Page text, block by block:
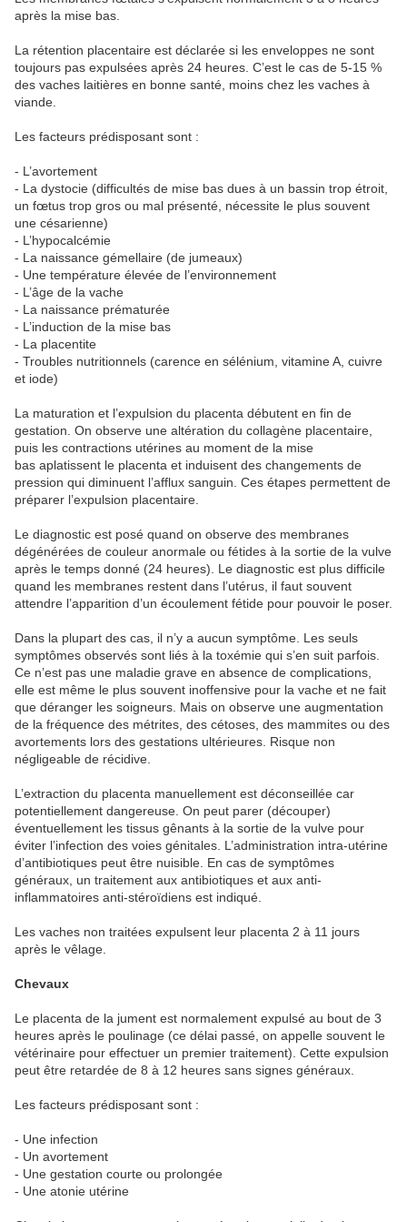
après la mise bas.
La rétention placentaire est déclarée si les enveloppes ne sont
toujours pas expulsées après 24 heures. C’est le cas de 5-15 %
des vaches laitières en bonne santé, moins chez les vaches à
viande.
Les facteurs prédisposant sont :
- L’avortement
- La dystocie (difficultés de mise bas dues à un bassin trop étroit,
un fœtus trop gros ou mal présenté, nécessite le plus souvent
une césarienne)
- L’hypocalcémie
- La naissance gémellaire (de jumeaux)
- Une température élevée de l’environnement
- L’âge de la vache
- La naissance prématurée
- L’induction de la mise bas
- La placentite
- Troubles nutritionnels (carence en sélénium, vitamine A, cuivre
et iode)
La maturation et l’expulsion du placenta débutent en fin de
gestation. On observe une altération du collagène placentaire,
puis les contractions utérines au moment de la mise
bas aplatissent le placenta et induisent des changements de
pression qui diminuent l’afflux sanguin. Ces étapes permettent de
préparer l’expulsion placentaire.
Le diagnostic est posé quand on observe des membranes
dégénérées de couleur anormale ou fétides à la sortie de la vulve
après le temps donné (24 heures). Le diagnostic est plus difficile
quand les membranes restent dans l’utérus, il faut souvent
attendre l’apparition d’un écoulement fétide pour pouvoir le poser.
Dans la plupart des cas, il n’y a aucun symptôme. Les seuls
symptômes observés sont liés à la toxémie qui s’en suit parfois.
Ce n’est pas une maladie grave en absence de complications,
elle est même le plus souvent inoffensive pour la vache et ne fait
que déranger les soigneurs. Mais on observe une augmentation
de la fréquence des métrites, des cétoses, des mammites ou des
avortements lors des gestations ultérieures. Risque non
négligeable de récidive.
L’extraction du placenta manuellement est déconseillée car
potentiellement dangereuse. On peut parer (découper)
éventuellement les tissus gênants à la sortie de la vulve pour
éviter l’infection des voies génitales. L’administration intra-utérine
d’antibiotiques peut être nuisible. En cas de symptômes
généraux, un traitement aux antibiotiques et aux anti-
inflammatoires anti-stéroïdiens est indiqué.
Les vaches non traitées expulsent leur placenta 2 à 11 jours
après le vêlage.
Chevaux
Le placenta de la jument est normalement expulsé au bout de 3
heures après le poulinage (ce délai passé, on appelle souvent le
vétérinaire pour effectuer un premier traitement). Cette expulsion
peut être retardée de 8 à 12 heures sans signes généraux.
Les facteurs prédisposant sont :
- Une infection
- Un avortement
- Une gestation courte ou prolongée
- Une atonie utérine